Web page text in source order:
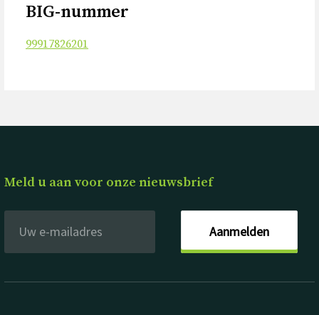
BIG-nummer
99917826201
Meld u aan voor onze nieuwsbrief
Aanmelden